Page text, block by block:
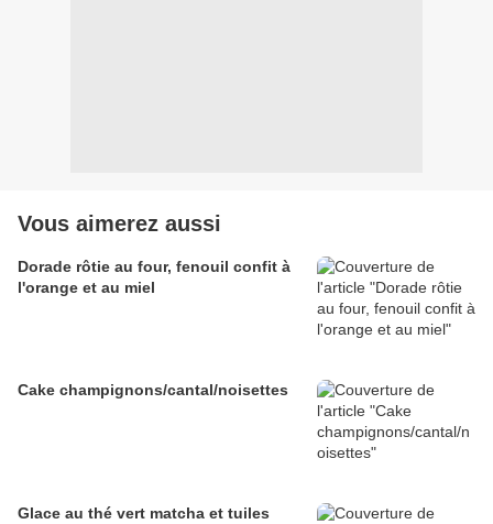
Vous aimerez aussi
Dorade rôtie au four, fenouil confit à
l'orange et au miel
Cake champignons/cantal/noisettes
Glace au thé vert matcha et tuiles